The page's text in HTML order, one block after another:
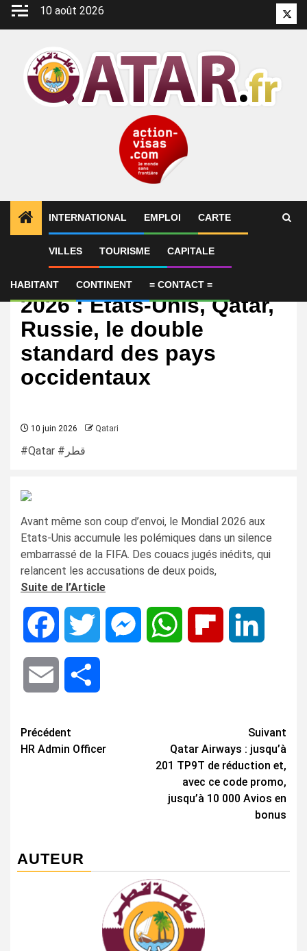
Aller
10 août 2026
INTERNATIONAL EMPLOI CARTE
VILLES TOURISME CAPITALE
HABITANT CONTINENT = CONTACT =
International
Polémiques du Mondial
2026 : Etats-Unis, Qatar,
Russie, le double
standard des pays
occidentaux
10 juin 2026 Qatari
#Qatar #قطر
Avant même son coup d’envoi, le Mondial 2026 aux
Etats-Unis accumule les polémiques dans un silence
embarrassé de la FIFA. Des couacs jugés inédits, qui
relancent les accusations de deux poids,
Suite de l’Article
Facebook Twitter MessengerWhatsApp Flipboard
Email
Navigation
d’article
Précédent
HR Admin Officer
Suivant
Qatar Airways : jusqu’à
201 TP9T de réduction et,
avec ce code promo,
jusqu’à 10 000 Avios en
bonus
AUTEUR